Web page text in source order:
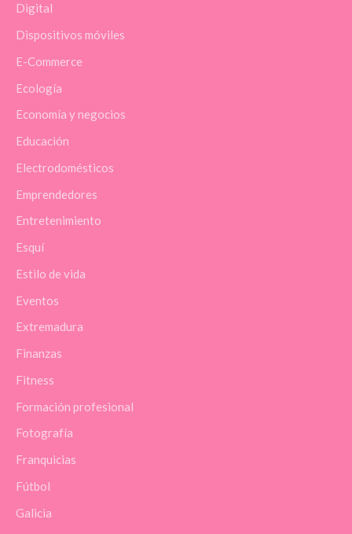
Digital
Dispositivos móviles
E-Commerce
Ecología
Economía y negocios
Educación
Electrodomésticos
Emprendedores
Entretenimiento
Esquí
Estilo de vida
Eventos
Extremadura
Finanzas
Fitness
Formación profesional
Fotografía
Franquicias
Fútbol
Galicia